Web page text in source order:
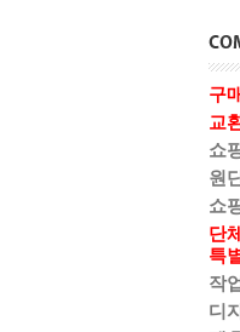
구
교
쇼
원
쇼
단
특
작
디